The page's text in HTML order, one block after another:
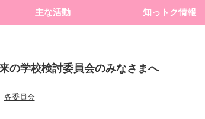
主な活動 知っトク情報
の学校検討委員会のみなさまへ
各委員会